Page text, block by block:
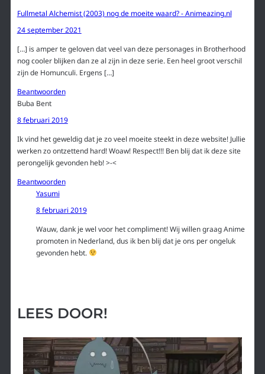
Fullmetal Alchemist (2003) nog de moeite waard? - Animeazing.nl
24 september 2021
[…] is amper te geloven dat veel van deze personages in Brotherhood
nog cooler blijken dan ze al zijn in deze serie. Een heel groot verschil
zijn de Homunculi. Ergens […]
Beantwoorden
Buba Bent
8 februari 2019
Ik vind het geweldig dat je zo veel moeite steekt in deze website! Jullie
werken zo ontzettend hard! Woaw! Respect!!! Ben blij dat ik deze site
perongelijk gevonden heb! >-<
Beantwoorden
Yasumi
8 februari 2019
Wauw, dank je wel voor het compliment! Wij willen graag Anime
promoten in Nederland, dus ik ben blij dat je ons per ongeluk
gevonden hebt.
LEES DOOR!